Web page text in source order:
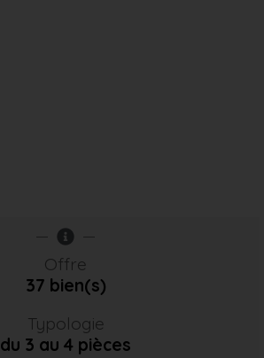
Offre
37 bien(s)
Typologie
du 3 au 4 pièces